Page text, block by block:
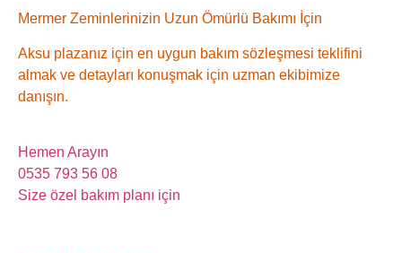
Mermer Zeminlerinizin Uzun Ömürlü Bakımı İçin
Aksu plazanız için en uygun bakım sözleşmesi teklifini
almak ve detayları konuşmak için uzman ekibimize
danışın.
Hemen Arayın
0535 793 56 08
Size özel bakım planı için